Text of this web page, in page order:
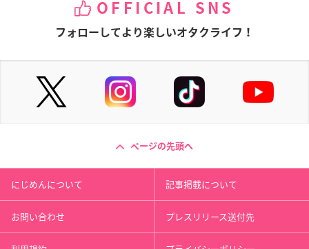
OFFICIAL SNS
フォローしてより楽しいオタクライフ！
ページの先頭へ
にじめんについて 記事掲載について
お問い合わせ プレスリリース送付先